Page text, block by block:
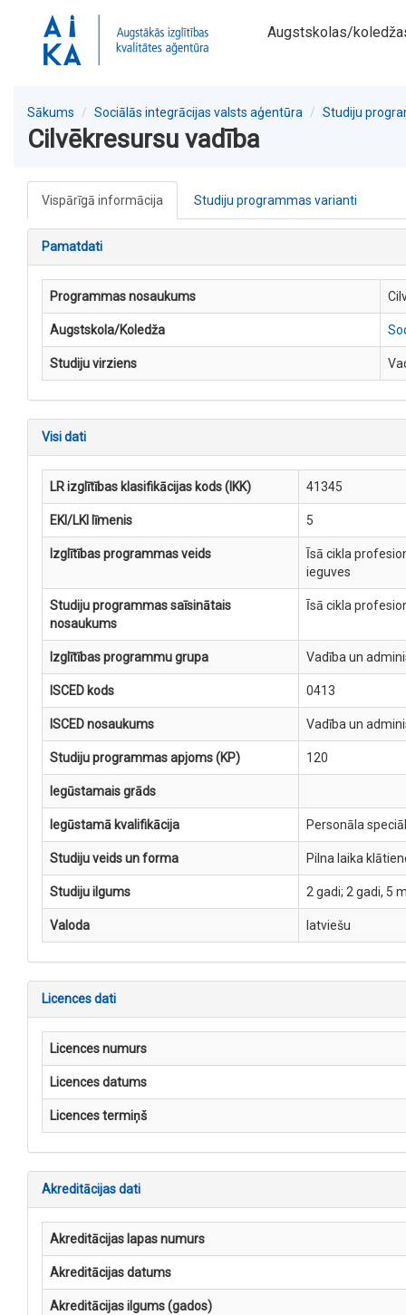
Augstskolas/
Sākums Sociālās integrācijas valsts aģentūra Studiju
Cilvēkresursu vadība
Vispārīgā informācija Studiju programmas varianti
Pamatdati
Programmas nosaukums
Augstskola/Koledža
Studiju virziens
Visi dati
LR izglītības klasifikācijas kods (IKK) 41345
EKI/LKI līmenis 5
Izglītības programmas veids
Īsā cikla
ieguves
Studiju programmas saīsinātais
nosaukums
Īsā cikla
Izglītības programmu grupa Vadība un
ISCED kods 0413
ISCED nosaukums Vadība un
Studiju programmas apjoms (KP) 120
Iegūstamais grāds
Iegūstamā kvalifikācija Personāla
Studiju veids un forma Pilna laika
Studiju ilgums 2 gadi; 2 gadi, 5
Valoda latviešu
Licences dati
Licences numurs
Licences datums
Licences termiņš
Akreditācijas dati
Akreditācijas lapas numurs
Akreditācijas datums
Akreditācijas ilgums (gados)